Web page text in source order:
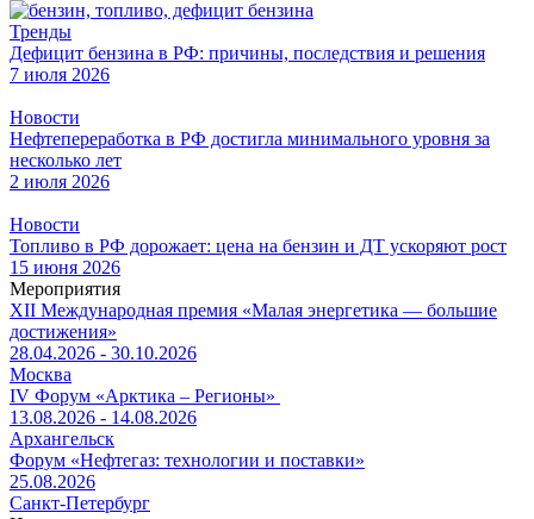
Тренды
Дефицит бензина в РФ: причины, последствия и решения
7 июля 2026
Новости
Нефтепереработка в РФ достигла минимального уровня за
несколько лет
2 июля 2026
Новости
Топливо в РФ дорожает: цена на бензин и ДТ ускоряют рост
15 июня 2026
Мероприятия
XII Международная премия «Малая энергетика — большие
достижения»
28.04.2026 - 30.10.2026
Москва
IV Форум «Арктика – Регионы»
13.08.2026 - 14.08.2026
Архангельск
Форум «Нефтегаз: технологии и поставки»
25.08.2026
Санкт-Петербург